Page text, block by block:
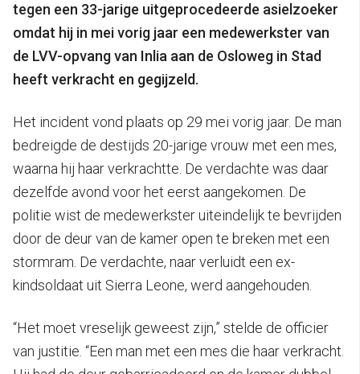
tegen een 33-jarige uitgeprocedeerde asielzoeker
omdat hij in mei vorig jaar een medewerkster van
de LVV-opvang van Inlia aan de Osloweg in Stad
heeft verkracht en gegijzeld.
Het incident vond plaats op 29 mei vorig jaar. De man
bedreigde de destijds 20-jarige vrouw met een mes,
waarna hij haar verkrachtte. De verdachte was daar
dezelfde avond voor het eerst aangekomen. De
politie wist de medewerkster uiteindelijk te bevrijden
door de deur van de kamer open te breken met een
stormram. De verdachte, naar verluidt een ex-
kindsoldaat uit Sierra Leone, werd aangehouden.
“Het moet vreselijk geweest zijn,” stelde de officier
van justitie. “Een man met een mes die haar verkracht.